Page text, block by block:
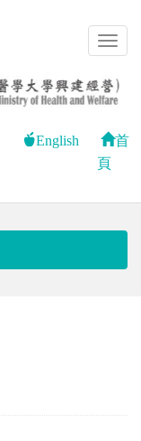
English
首
頁